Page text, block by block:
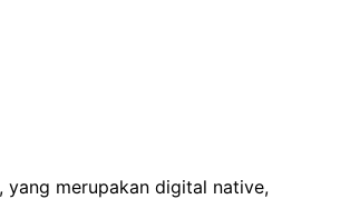
yang merupakan digital native,